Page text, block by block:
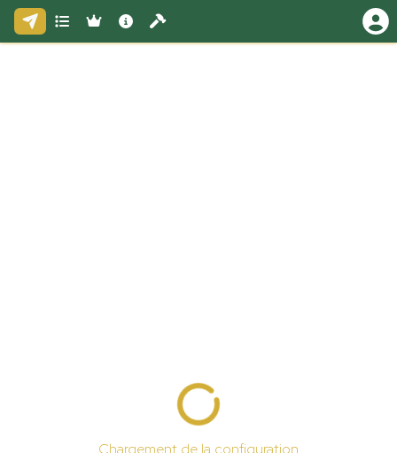
Chargement de la configuration